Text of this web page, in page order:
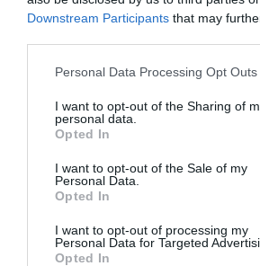
Downstream Participants that may
Please note that this website/app uses
not limited to your visit or usage
grant or deny consent to Google and its
use your data for below specified
consent section.
Personal Data Processing Opt Outs
I want to opt-out of the Sharing of
personal data.
Opted In
I want to opt-out of the Sale of my
Personal Data.
Opted In
I want to opt-out of processing my
Personal Data for Targeted
Opted In